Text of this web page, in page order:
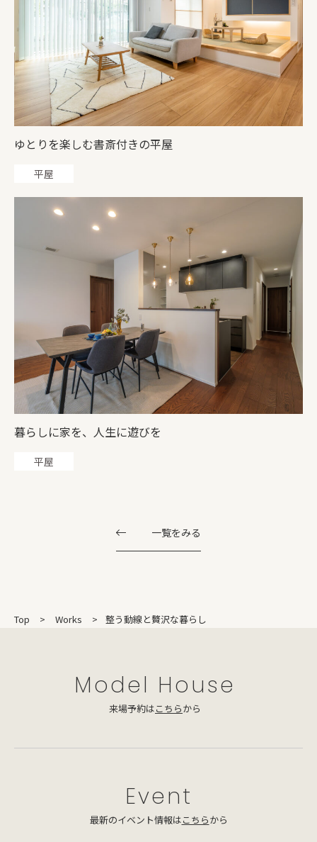
ゆとりを楽しむ書斎付きの平屋
平屋
暮らしに家を、人生に遊びを
平屋
一覧をみる
Top Works 整う動線と贅沢な暮らし
Model House
来場予約はこちらから
Event
最新のイベント情報はこちらから